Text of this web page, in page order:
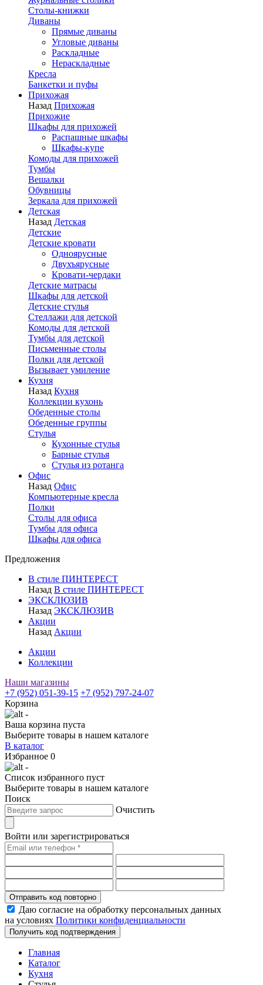
Столы-книжки
Диваны
Прямые диваны
Угловые диваны
Раскладные
Нераскладные
Кресла
Банкетки и пуфы
Прихожая
Назад Прихожая
Прихожие
Шкафы для прихожей
Распашные шкафы
Шкафы-купе
Комоды для прихожей
Тумбы
Вешалки
Обувницы
Зеркала для прихожей
Детская
Назад Детская
Детские
Детские кровати
Одноярусные
Двухъярусные
Кровати-чердаки
Детские матрасы
Шкафы для детской
Детские стулья
Стеллажи для детской
Комоды для детской
Тумбы для детской
Письменные столы
Полки для детской
Вызывает умиление
Кухня
Назад Кухня
Коллекции кухонь
Обеденные столы
Обеденные группы
Стулья
Кухонные стулья
Барные стулья
Стулья из ротанга
Офис
Назад Офис
Компьютерные кресла
Полки
Столы для офиса
Тумбы для офиса
Шкафы для офиса
Предложения
В стиле ПИНТЕРЕСТ
Назад В стиле ПИНТЕРЕСТ
ЭКСКЛЮЗИВ
Назад ЭКСКЛЮЗИВ
Акции
Назад Акции
Акции
Коллекции
Наши магазины
+7 (952) 051-39-15 +7 (952) 797-24-07
Корзина
-
Ваша корзина пуста
Выберите товары в нашем каталоге
В каталог
Избранное 0
-
Список избранного пуст
Выберите товары в нашем каталоге
Поиск
Очистить
Войти или зарегистрироваться
Отправить код повторно
Даю согласие на обработку персональных данных
на условиях Политики конфиденциальности
Получить код подтверждения
Главная
Каталог
Кухня